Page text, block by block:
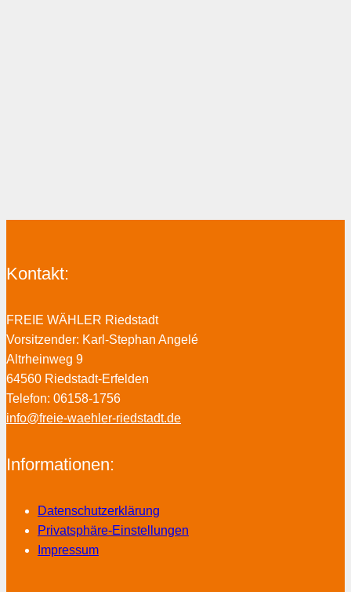
Kontakt:
FREIE WÄHLER Riedstadt
Vorsitzender: Karl-Stephan Angelé
Altrheinweg 9
64560 Riedstadt-Erfelden
Telefon: 06158-1756
info@freie-waehler-riedstadt.de
Informationen:
Datenschutzerklärung
Privatsphäre-Einstellungen
Impressum